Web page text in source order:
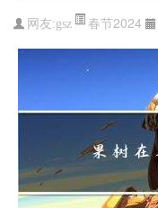
网友:gsz 春节2024